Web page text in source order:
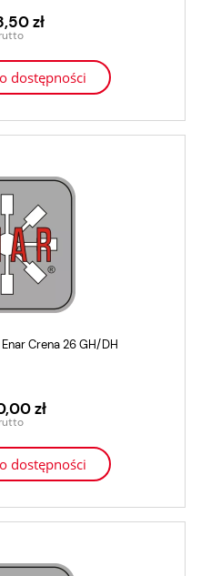
zł
dostępności
Crena 26 GH/DH
zł
dostępności